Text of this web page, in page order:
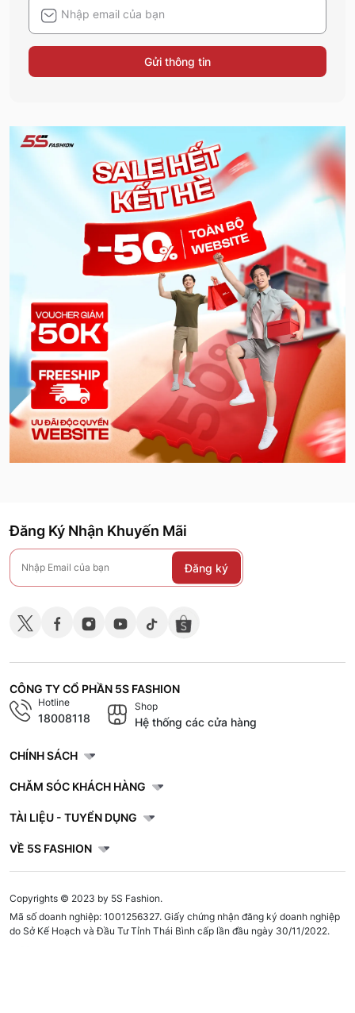
Gửi thông tin
Đăng Ký Nhận Khuyến Mãi
Đăng ký
CÔNG TY CỔ PHẦN 5S FASHION
Hotline
18008118
Shop
Hệ thống các cửa hàng
CHÍNH SÁCH
CHĂM SÓC KHÁCH HÀNG
TÀI LIỆU - TUYỂN DỤNG
VỀ 5S FASHION
Copyrights © 2023 by 5S Fashion.
Mã số doanh nghiệp: 1001256327. Giấy chứng nhận đăng ký doanh nghiệp
do Sở Kế Hoạch và Đầu Tư Tỉnh Thái Bình cấp lần đầu ngày 30/11/2022.